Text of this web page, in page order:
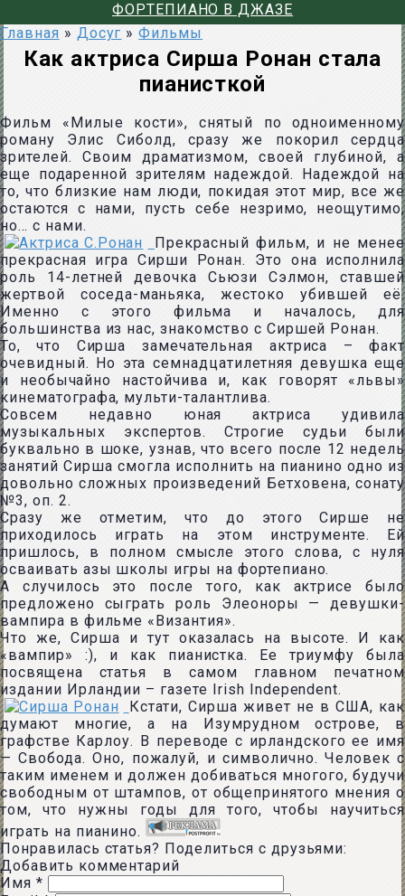
ФОРТЕПИАНО В ДЖАЗЕ
Главная » Досуг » Фильмы
Как актриса Сирша Ронан стала
пианисткой
Фильм «Милые кости», снятый по одноименному
роману Элис Сиболд, сразу же покорил сердца
зрителей. Своим драматизмом, своей глубиной, а
еще подаренной зрителям надеждой. Надеждой на
то, что близкие нам люди, покидая этот мир, все же
остаются с нами, пусть себе незримо, неощутимо,
но… с нами.
Прекрасный фильм, и не менее
прекрасная игра Сирши Ронан. Это она исполнила
роль 14-летней девочка Сьюзи Сэлмон, ставшей
жертвой соседа-маньяка, жестоко убившей её.
Именно с этого фильма и началось, для
большинства из нас, знакомство с Сиршей Ронан.
То, что Сирша замечательная актриса – факт
очевидный. Но эта семнадцатилетняя девушка еще
и необычайно настойчива и, как говорят «львы»
кинематографа, мульти-талантлива.
Совсем недавно юная актриса удивила
музыкальных экспертов. Строгие судьи были
буквально в шоке, узнав, что всего после 12 недель
занятий Сирша смогла исполнить на пианино одно из
довольно сложных произведений Бетховена, сонату
№3, оп. 2.
Сразу же отметим, что до этого Сирше не
приходилось играть на этом инструменте. Ей
пришлось, в полном смысле этого слова, с нуля
осваивать азы школы игры на фортепиано.
А случилось это после того, как актрисе было
предложено сыграть роль Элеоноры — девушки-
вампира в фильме «Византия».
Что же, Сирша и тут оказалась на высоте. И как
«вампир» :), и как пианистка. Ее триумфу была
посвящена статья в самом главном печатном
издании Ирландии – газете Irish Independent.
Кстати, Сирша живет не в США, как
думают многие, а на Изумрудном острове, в
графстве Карлоу. В переводе с ирландского ее имя
— Свобода. Оно, пожалуй, и символично. Человек с
таким именем и должен добиваться многого, будучи
свободным от штампов, от общепринятого мнения о
том, что нужны годы для того, чтобы научиться
играть на пианино.
Понравилась статья? Поделиться с друзьями:
Добавить комментарий
Имя *